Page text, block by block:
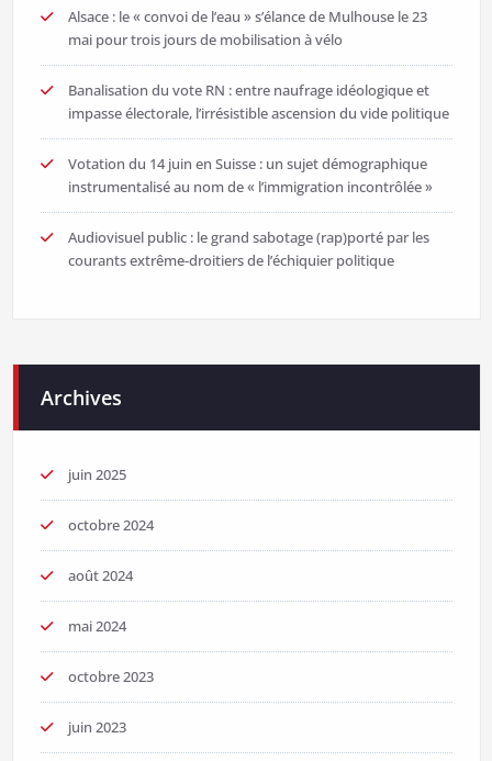
Alsace : le « convoi de l’eau » s’élance de Mulhouse le 23
mai pour trois jours de mobilisation à vélo
Banalisation du vote RN : entre naufrage idéologique et
impasse électorale, l’irrésistible ascension du vide politique
Votation du 14 juin en Suisse : un sujet démographique
instrumentalisé au nom de « l’immigration incontrôlée »
Audiovisuel public : le grand sabotage (rap)porté par les
courants extrême-droitiers de l’échiquier politique
Archives
juin 2025
octobre 2024
août 2024
mai 2024
octobre 2023
juin 2023